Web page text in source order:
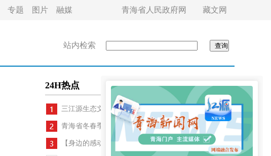
专题 图片 融媒 青海省人民政府网 藏文网
站内检索
24H热点
三江源生态文化展亮相大湾区
青海省冬春季“青BA”联赛圆满落幕
【身边的感动】绽放在高原电线上的“格桑花”——...